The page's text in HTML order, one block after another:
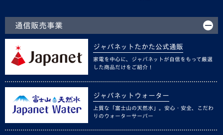
通信販売事業
ジャパネットたかた公式通販
家電を中心に、ジャパネットが自信をもって厳選
した商品だけをご紹介！
ジャパネットウォーター
上質な「富士山の天然水」。安心・安全、こだわ
りのウォーターサーバー